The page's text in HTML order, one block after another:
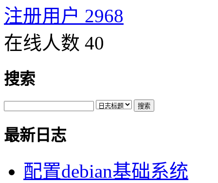
注册用户 2968
在线人数 40
搜索
最新日志
配置debian基础系统